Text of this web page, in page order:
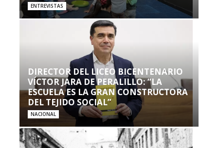
ENTREVISTAS
DIRECTOR DEL LICEO BICENTENARIO
VÍCTOR JARA DE PERALILLO: “LA
ESCUELA ES LA GRAN CONSTRUCTORA
DEL TEJIDO SOCIAL”
NACIONAL